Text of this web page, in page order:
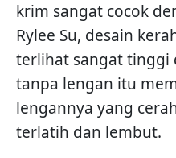
krim sangat cocok
Rylee Su, desain
terlihat sangat tinggi
tanpa lengan itu
lengannya yang
terlatih dan lembut.